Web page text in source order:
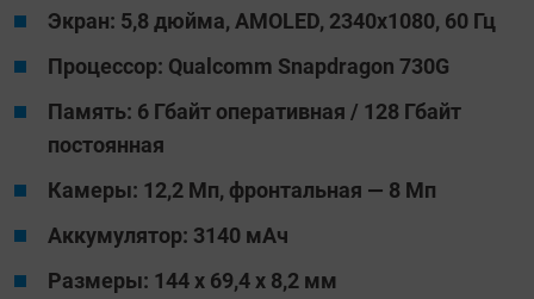
Экран: 5,8 дюйма, AMOLED, 2340x1080, 60 Гц
Процессор: Qualcomm Snapdragon 730G
Память: 6 Гбайт оперативная / 128 Гбайт
постоянная
Камеры: 12,2 Мп, фронтальная — 8 Мп
Аккумулятор: 3140 мАч
Размеры: 144 х 69,4 х 8,2 мм